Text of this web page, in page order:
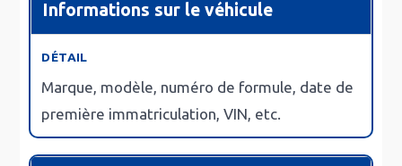
Informations sur le véhicule
Marque, modèle, numéro de formule, date de
première immatriculation,VIN, etc.